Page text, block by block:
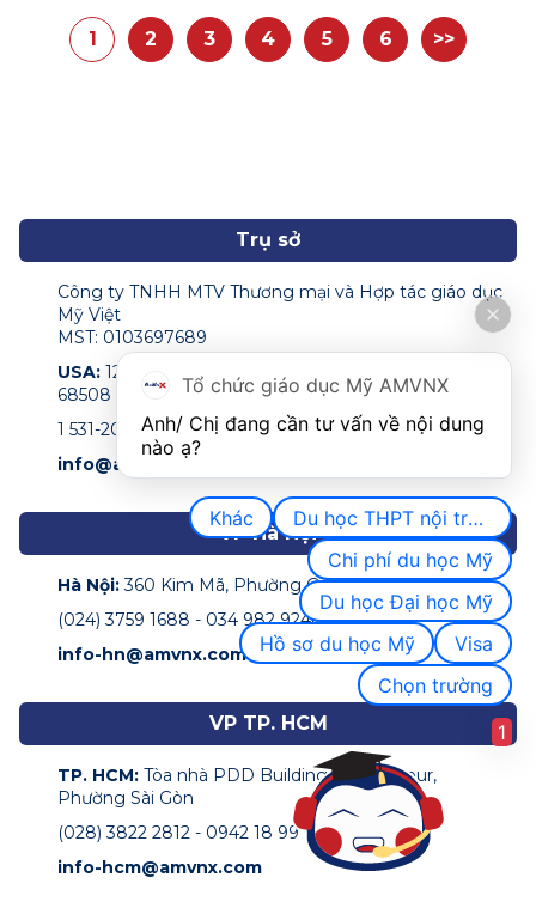
1(current)
2 3 4 5 6 >>
Trụ sở
Công ty TNHH MTV Thương mại và Hợp tác giáo dục
Mỹ Việt
MST: 0103697689
USA: 122 N 11th Street Suite 200,Lincoln, NE, USA
68508
1 531-207-0009
info@amvnx.com
VP Hà Nội
Hà Nội:360 Kim Mã, Phường Giảng Võ
(024) 3759 1688 - 034 982 9248
info-hn@amvnx.com
VP TP. HCM
TP. HCM: Tòa nhà PDD Building, 162 Pasteur,
Phường Sài Gòn
(028) 3822 2812 - 0942 18 99 68
info-hcm@amvnx.com
Tổ chức giáo dục Mỹ AMVNX
Anh/ Chị đang cần tư vấn về nội dung
nào ạ?
Khác
Du học THPT nội trú Mỹ
Chi phí du học Mỹ
Du học Đại học Mỹ
Hồ sơ du học Mỹ
Visa
Chọn trường
1